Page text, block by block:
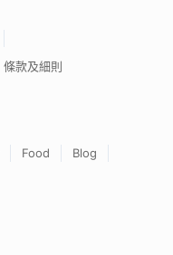
條款及細則
Food
Blog